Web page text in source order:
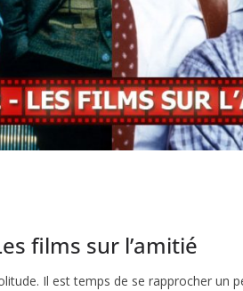
films sur l’amitié
Il est temps de se rapprocher un